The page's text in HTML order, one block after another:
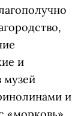
и
музей
и